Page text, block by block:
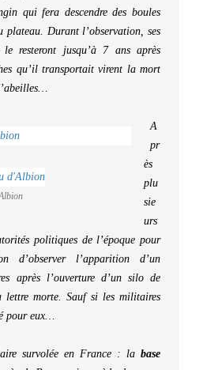
qui fera descendre des boules
plateau. Durant l’observation, ses
resteront jusqu’à 7 ans après
qu’il transportait virent la mort
A
pr
ès
plu
sie
urs
politiques de l’époque pour
d’observer l’apparition d’un
après l’ouverture d’un silo de
lettre morte. Sauf si les militaires
pour eux…
survolée en France : la base